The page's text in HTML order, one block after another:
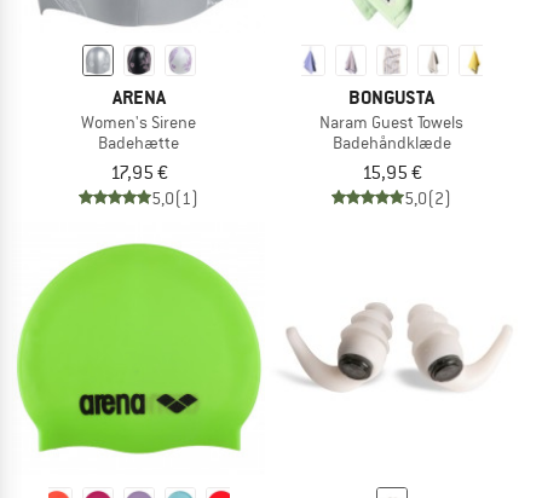
ARENA
Women's Sirene
Badehætte
17,95 €
5,0(1)
BONGUSTA
Naram Guest Towels
Badehåndklæde
15,95 €
5,0(2)